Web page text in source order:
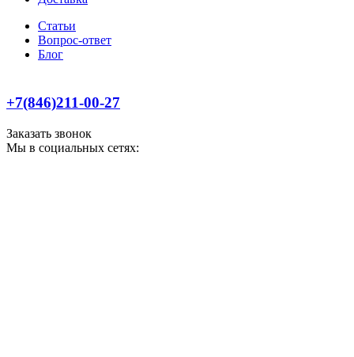
Статьи
Вопрос-ответ
Блог
+7(846)211-00-27
Заказать звонок
Мы в социальных сетях: